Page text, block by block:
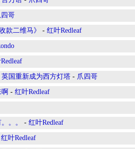
四哥
款二维马》 - 红叶Redleaf
国重新成为西方灯塔 - 爪四哥
- 红叶Redleaf
。。 - 红叶Redleaf
红叶Redleaf